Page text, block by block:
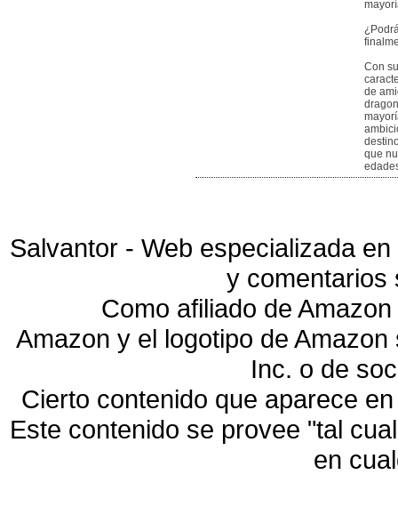
Con
de
que
Salvantor - Web especializada
y
Como afiliado de
Amazon y el logotipo de
Inc. o de
Cierto contenido que aparece
Este contenido se provee "tal
en